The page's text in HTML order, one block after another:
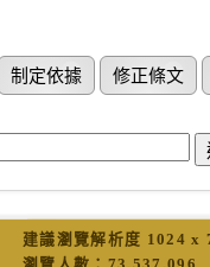
制定依據 修正條文
建議瀏覽解析度 1024 x